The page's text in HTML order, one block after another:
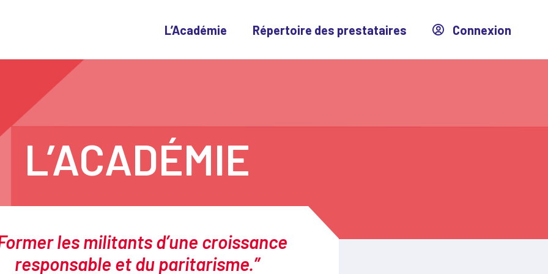
L’Académie Répertoire des prestataires Connexion
L’ACADÉMIE
les militants d’une croissance
responsable et du paritarisme.”